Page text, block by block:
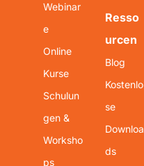
Webinar
e
Online
Kurse
Schulun
gen &
Worksho
ps
Resso
urcen
Blog
Kostenlo
se
Downloa
ds